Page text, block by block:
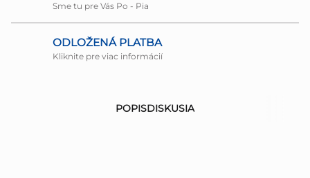
Sme tu pre Vás Po - Pia
ODLOŽENÁ PLATBA
Kliknite pre viac informácií
POPISDISKUSIA